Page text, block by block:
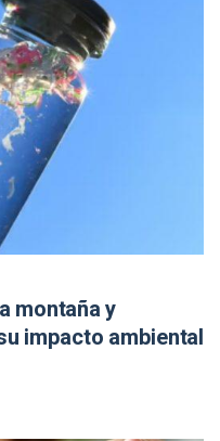
montaña y
impacto ambiental